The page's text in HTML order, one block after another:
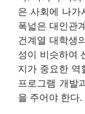
은 사회에 나가
폭넓은 대인관
건계열 대학생
성이 비슷하여
지가 중요한 역
프로그램 개발
을 주어야 한다.